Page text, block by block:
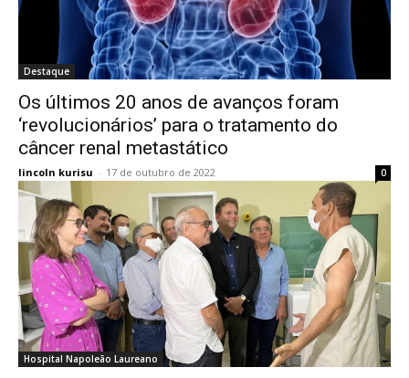
Destaque
Os últimos 20 anos de avanços foram
‘revolucionários’ para o tratamento do
câncer renal metastático
lincoln kurisu - 17 de outubro de 2022 0
Hospital Napoleão Laureano